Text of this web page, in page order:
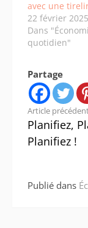
avec une
22 février 2025
Dans
quotidien"
Partage
Lire
la
Article
Planifiez,
Planifiez !
Publié dans